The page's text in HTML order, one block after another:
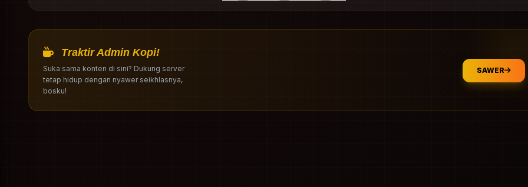
Traktir Admin Kopi!
Suka sama konten di sini? Dukung server
tetap hidup dengan nyawer seikhlasnya,
bosku!
SAWER